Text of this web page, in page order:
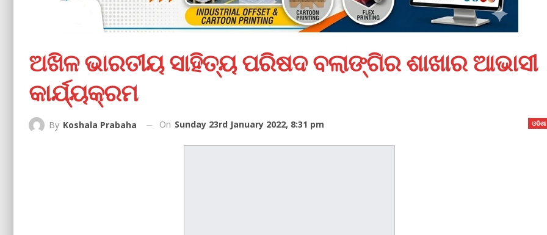
ଅଖିଳ ଭାରତୀୟ ସାହିତ୍ୟ ପରିଷଦ ବଲାଙ୍ଗିର ଶାଖାର ଆଭାସୀ
କାର୍ଯ୍ୟକ୍ରମ
ଓଡିଶା
By Koshala Prabaha On Sunday 23rd January 2022, 8:31 pm